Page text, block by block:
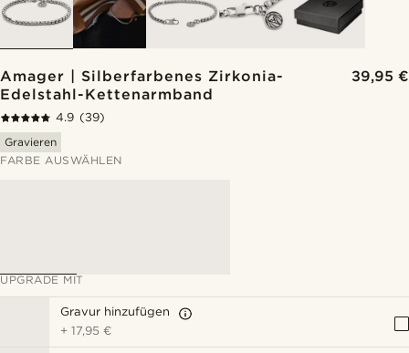
Amager | Silberfarbenes Zirkonia-
Edelstahl-Kettenarmband
39,95 €
4.9 (39)
Gravieren
FARBE AUSWÄHLEN
UPGRADE MIT
Gravur hinzufügen
+17,95 €